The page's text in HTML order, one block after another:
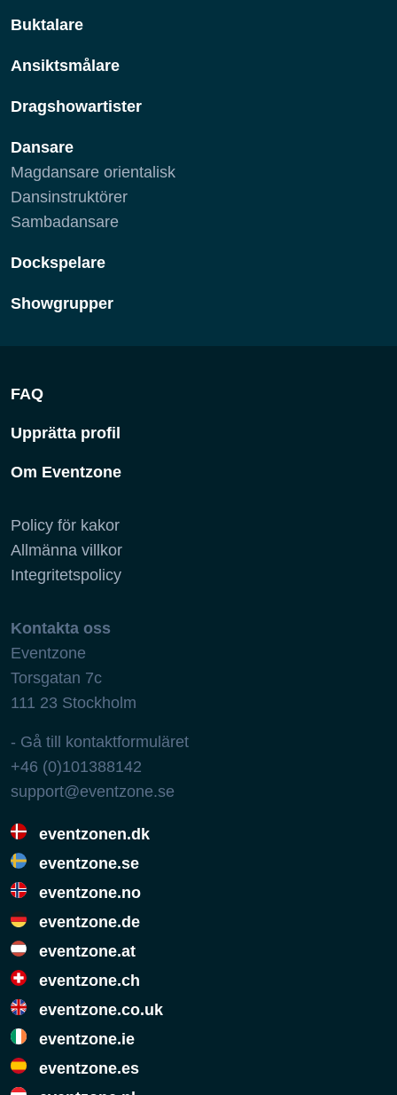
Buktalare
Ansiktsmålare
Dragshowartister
Dansare
Magdansare orientalisk
Dansinstruktörer
Sambadansare
Dockspelare
Showgrupper
FAQ
Upprätta profil
Om Eventzone
Policy för kakor
Allmänna villkor
Integritetspolicy
Kontakta oss
Eventzone
Torsgatan 7c
111 23 Stockholm
- Gå till kontaktformuläret
+46 (0)101388142
support@eventzone.se
eventzonen.dk
eventzone.se
eventzone.no
eventzone.de
eventzone.at
eventzone.ch
eventzone.co.uk
eventzone.ie
eventzone.es